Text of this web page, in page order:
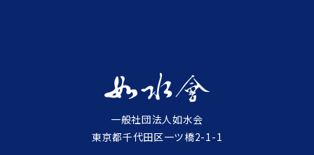
一般社団法人如水会
東京都千代田区一ツ橋2-1-1